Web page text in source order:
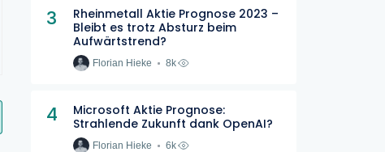
3
Rheinmetall Aktie Prognose 2023 –
Bleibt es trotz Absturz beim
Aufwärtstrend?
Florian Hieke 8k
4
Microsoft Aktie Prognose:
Strahlende Zukunft dank OpenAI?
Florian Hieke 6k